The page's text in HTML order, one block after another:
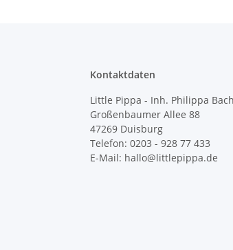
Kontaktdaten
Little Pippa - Inh. Philippa
Großenbaumer Allee 88
47269 Duisburg
Telefon: 0203 - 928 77 433
E-Mail: hallo@littlepippa.de